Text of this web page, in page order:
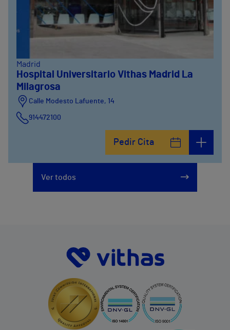
Madrid
Hospital Universitario Vithas Madrid La
Milagrosa
Calle Modesto Lafuente, 14
914472100
Pedir Cita
Ver todos